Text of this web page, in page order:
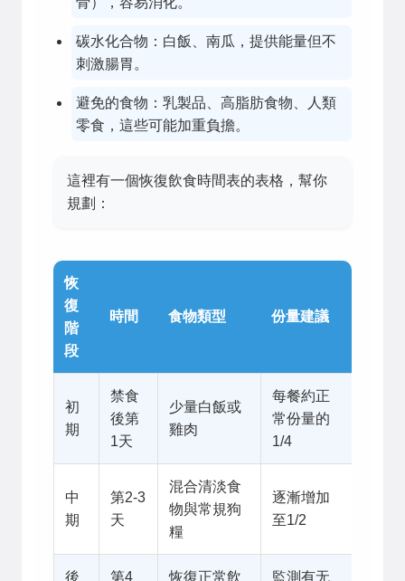
碳水化合物：白飯、南瓜，提供能量但不
刺激腸胃。
避免的食物：乳製品、高脂肪食物、人類
零食，這些可能加重負擔。
這裡有一個恢復飲食時間表的表格，幫你
規劃：
恢
復
階
段
時間 食物類型 份量建議
初
期
禁食
後第
1天
少量白飯或
雞肉
每餐約正
常份量的
1/4
中
期
第2-3
天
混合清淡食
物與常規狗
糧
逐漸增加
至1/2
後
第4
恢復正常飲
監測有无